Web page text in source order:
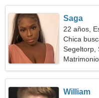
Saga
22 años,
Chica
Segeltorp,
Matrimonio
William